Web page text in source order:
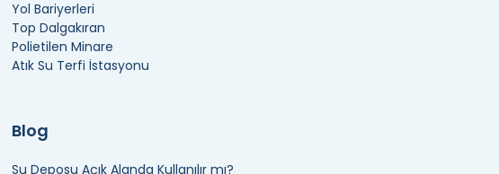
Yol Bariyerleri
Top Dalgakıran
Polietilen Minare
Atık Su Terfi İstasyonu
Blog
Su Deposu Açık Alanda Kullanılır mı?